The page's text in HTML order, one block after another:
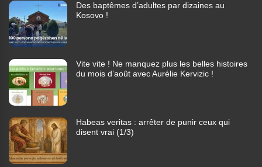
Des baptêmes d’adultes par dizaines au
Kosovo !
Vite vite ! Ne manquez plus les belles histoires
du mois d’août avec Aurélie Kervizic !
Habeas veritas : arrêter de punir ceux qui
disent vrai (1/3)